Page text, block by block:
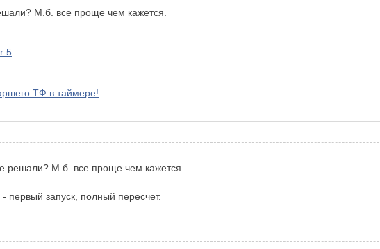
М.б. все проще чем кажется.
5
ТФ в таймере!
решали? М.б. все проще чем кажется.
первый запуск, полный пересчет.